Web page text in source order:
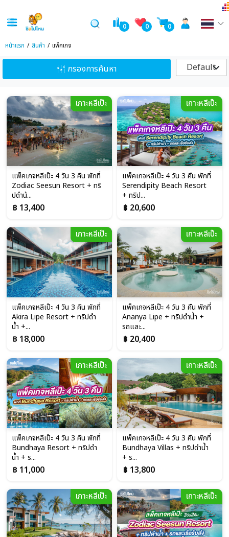
0 0 0
หน้าแรก สินค้า แพ็คเกจ
กรองการค้นหา Default
เกาะหลีเป๊ะ
แพ็คเกจหลีเป๊ะ 4 วัน 3 คืน พักที่
Zodiac Seesun Resort + ทริ
ปดำน้...
฿ 13,400
เกาะหลีเป๊ะ
แพ็คเกจหลีเป๊ะ 4 วัน 3 คืน พักที่
Serendipity Beach Resort
+ ทริป...
฿ 20,600
เกาะหลีเป๊ะ
แพ็คเกจหลีเป๊ะ 4 วัน 3 คืน พักที่
Akira Lipe Resort + ทริปดำ
น้ำ +...
฿ 18,000
เกาะหลีเป๊ะ
แพ็คเกจหลีเป๊ะ 4 วัน 3 คืน พักที่
Ananya Lipe + ทริปดำน้ำ +
รถและ...
฿ 20,400
เกาะหลีเป๊ะ
แพ็คเกจหลีเป๊ะ 4 วัน 3 คืน พักที่
Bundhaya Resort + ทริปดำ
น้ำ + ร...
฿ 11,000
เกาะหลีเป๊ะ
แพ็คเกจหลีเป๊ะ 4 วัน 3 คืน พักที่
Bundhaya Villas + ทริปดำน้ำ
+ ร...
฿ 13,800
เกาะหลีเป๊ะ เกาะหลีเป๊ะ